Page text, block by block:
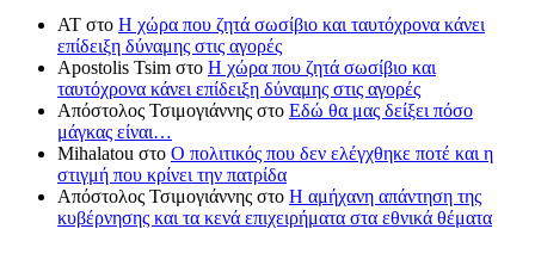
ΑΤ στο Η χώρα που ζητά σωσίβιο και ταυτόχρονα κάνει
επίδειξη δύναμης στις αγορές
Apostolis Tsim στο Η χώρα που ζητά σωσίβιο και
ταυτόχρονα κάνει επίδειξη δύναμης στις αγορές
Απόστολος Τσιμογιάννης στο Εδώ θα μας δείξει πόσο
μάγκας είναι…
Mihalatou στο Ο πολιτικός που δεν ελέγχθηκε ποτέ και η
στιγμή που κρίνει την πατρίδα
Απόστολος Τσιμογιάννης στο Η αμήχανη απάντηση της
κυβέρνησης και τα κενά επιχειρήματα στα εθνικά θέματα